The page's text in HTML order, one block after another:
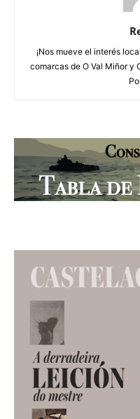
¡Nos mueve el interés
comarcas de O Val Miñor y